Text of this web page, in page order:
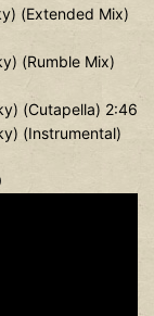
(Extended Mix)
(Rumble Mix)
(Cutapella) 2:46
(Instrumental)